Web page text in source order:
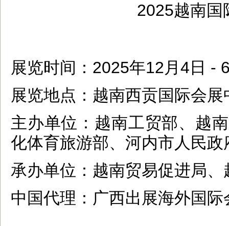
2025越南国
展览时间：2025年12月4日 -
展览地点：越南西贡国际会
主办单位：越南工贸部、越
化体育旅游部、河内市人民政
承办单位：越南贸易促进局
中国代理：广西出展海外国